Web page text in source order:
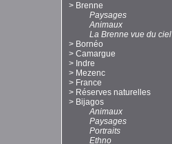
> Brenne
Paysages
Animaux
La Brenne vue du ciel
> Bornéo
> Camargue
> Indre
> Mezenc
> France
> Réserves naturelles
> Bijagos
Animaux
Paysages
Portraits
Ethno